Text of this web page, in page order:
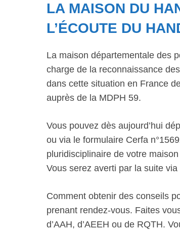
LA MAISON DU
L’ÉCOUTE DU
La maison départementale des
charge de la reconnaissance
dans cette situation en France
auprès de la MDPH 59.
Vous pouvez dès aujourd’hui
ou via le formulaire Cerfa
pluridisciplinaire de votre
Vous serez averti par la suite
Comment obtenir des conseils
prenant rendez-vous. Faites
d’AAH, d’AEEH ou de RQTH.